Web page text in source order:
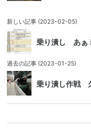
新しい記事 (2023-02-05)
乗り潰し あぁ
過去の記事 (2023-01-25)
乗り潰し作戦